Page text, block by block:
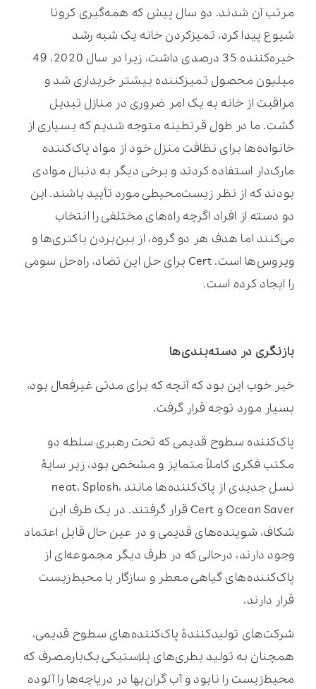
مرتب آن شدند. دو سال پیش که همه‌گیری کرونا
شیوع پیدا کرد، تمیزکردن خانه یک شبه رشد
خیره‌کننده 35 درصدی داشت، زیرا در سال 2020، 49
میلیون محصول تمیزکننده بیشتر خریداری شد و
مراقبت از خانه به یک امر ضروری در منازل تبدیل
گشت. ما در طول قرنطینه متوجه شدیم که بسیاری از
خانواده‌ها برای نظافت منزل خود از مواد پاک‌کننده
مارک‌دار استفاده کردند و برخی دیگر به دنبال موادی
بودند که از نظر زیست‌محیطی مورد تأیید باشند. این
دو دسته از افراد اگرچه راه‌های مختلفی را انتخاب
می‌کنند اما هدف هر دو گروه، از بین‌بردن باکتری‌ها و
ویروس‌ها است. Cert برای حل این تضاد، راه‌حل سومی
را ایجاد کرده است.
بازنگری در دسته‌بندی‌ها
خبر خوب این بود که آنچه که برای مدتی غیرفعال بود،
بسیار مورد توجه قرار گرفت.
پاک‌کننده سطوح قدیمی که تحت رهبری سلطه دو
مکتب فکری کاملاً متمایز و مشخص بود، زیر سایۀ
نسل جدیدی از پاک‌کننده‌ها مانند neat، Splosh،
Ocean Saver و Cert قرار گرفتند. در یک طرف این
شکاف، شوینده‌های قدیمی و در عین حال قابل اعتماد
وجود دارند، درحالی که در طرف دیگر مجموعه‌ای از
پاک‌کننده‌های گیاهی معطر و سازگار با محیط‌زیست
قرار دارند.
شرکت‌های تولیدکنندۀ پاک‌کننده‌های سطوح قدیمی،
همچنان به تولید بطری‌های پلاستیکی یک‌بارمصرف که
محیط‌زیست را نابود و آب گران‌بها در دریاچه‌ها را آلوده